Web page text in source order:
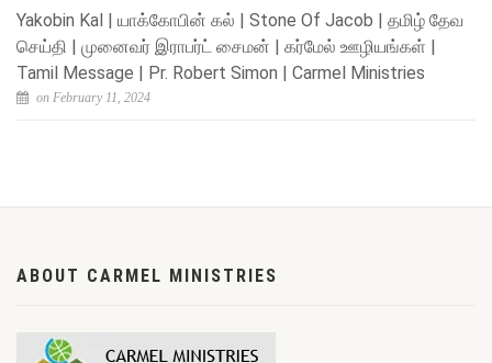
Yakobin Kal | யாக்கோபின் கல் | Stone Of Jacob | தமிழ் தேவ
செய்தி | முனைவர் இராபர்ட் சைமன் | கர்மேல் ஊழியங்கள் |
Tamil Message | Pr. Robert Simon | Carmel Ministries
on February 11, 2024
ABOUT CARMEL MINISTRIES